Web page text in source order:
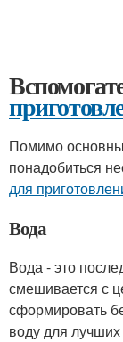
Помимо
понадобиться
для
Вода
Вода - это
смешивается с
сформировать
воду для лучших